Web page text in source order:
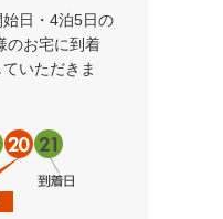
日・4泊5日の
のお宅に到着
いただきま